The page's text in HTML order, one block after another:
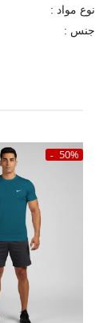
نوع مواد :
جنس :
50%